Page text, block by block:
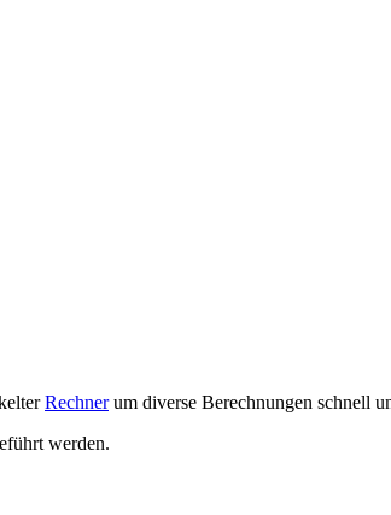
Rechnerum diverse Berechnungen schnell
werden.